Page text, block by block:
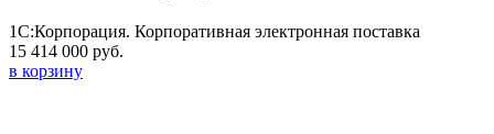
1С:Корпорация. Корпоративная электронная поставка
15 414 000 руб.
в корзину